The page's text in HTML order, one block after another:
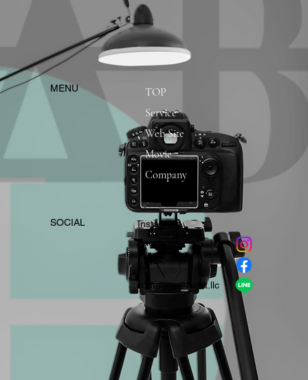
​MENU
TOP
Service
Web Site
Movie
Company
​SOCIAL
Instagram
​Facebook
company＠habit.llc